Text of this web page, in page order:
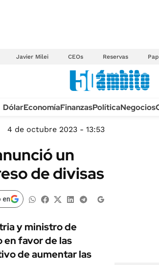
Javier Milei CEOs Reservas
TECNOLOGÍA
MÉXICO
MUNDO
INFORMACIÓN GENERAL
LIFESTYLE
AUTOS
DólarEconomíaFinanzasPolíticaNegocios
4 de octubre 2023 - 13:53
un
de divisas
en
y ministro de
en favor de las
de aumentar las